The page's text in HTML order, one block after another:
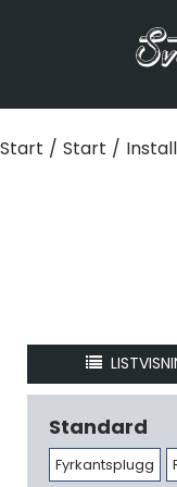
Start / Start /
Standard
Fyrkantsplugg